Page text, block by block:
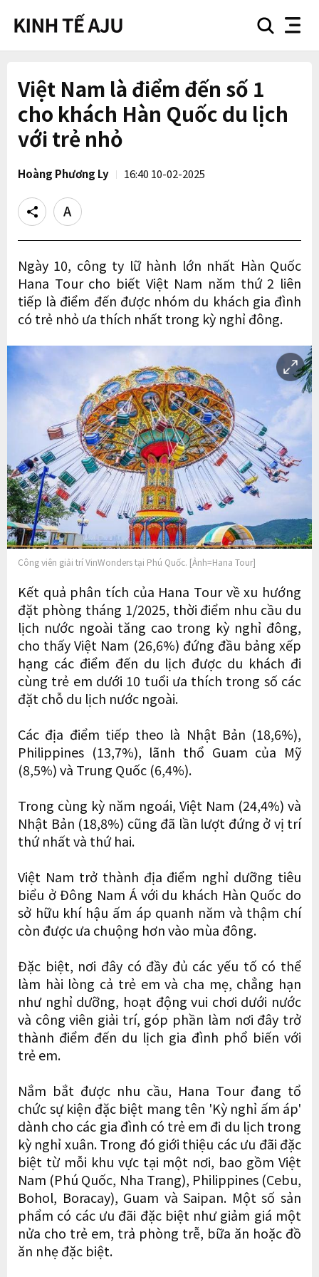
searchnav
Việt Nam là điểm đến số 1
cho khách Hàn Quốc du lịch
với trẻ nhỏ
Hoàng Phương Ly 16:40 10-02-2025
Share
Text
size
Ngày 10, công ty lữ hành lớn nhất Hàn Quốc
Hana Tour cho biết Việt Nam năm thứ 2 liên
tiếp là điểm đến được nhóm du khách gia đình
có trẻ nhỏ ưa thích nhất trong kỳ nghỉ đông.
Công viên giải trí VinWonders tại Phú Quốc. [Ảnh=Hana Tour]
Kết quả phân tích của Hana Tour về xu hướng
đặt phòng tháng 1/2025, thời điểm nhu cầu du
lịch nước ngoài tăng cao trong kỳ nghỉ đông,
cho thấy Việt Nam (26,6%) đứng đầu bảng xếp
hạng các điểm đến du lịch được du khách đi
cùng trẻ em dưới 10 tuổi ưa thích trong số các
đặt chỗ du lịch nước ngoài.
Các địa điểm tiếp theo là Nhật Bản (18,6%),
Philippines (13,7%), lãnh thổ Guam của Mỹ
(8,5%) và Trung Quốc (6,4%).
Trong cùng kỳ năm ngoái, Việt Nam (24,4%) và
Nhật Bản (18,8%) cũng đã lần lượt đứng ở vị trí
thứ nhất và thứ hai.
Việt Nam trở thành địa điểm nghỉ dưỡng tiêu
biểu ở Đông Nam Á với du khách Hàn Quốc do
sở hữu khí hậu ấm áp quanh năm và thậm chí
còn được ưa chuộng hơn vào mùa đông.
Đặc biệt, nơi đây có đầy đủ các yếu tố có thể
làm hài lòng cả trẻ em và cha mẹ, chẳng hạn
như nghỉ dưỡng, hoạt động vui chơi dưới nước
và công viên giải trí, góp phần làm nơi đây trở
thành điểm đến du lịch gia đình phổ biến với
trẻ em.
Nắm bắt được nhu cầu, Hana Tour đang tổ
chức sự kiện đặc biệt mang tên 'Kỳ nghỉ ấm áp'
dành cho các gia đình có trẻ em đi du lịch trong
kỳ nghỉ xuân. Trong đó giới thiệu các ưu đãi đặc
biệt từ mỗi khu vực tại một nơi, bao gồm Việt
Nam (Phú Quốc, Nha Trang), Philippines (Cebu,
Bohol, Boracay), Guam và Saipan. Một số sản
phẩm có các ưu đãi đặc biệt như giảm giá một
nửa cho trẻ em, trả phòng trễ, bữa ăn hoặc đồ
ăn nhẹ đặc biệt.